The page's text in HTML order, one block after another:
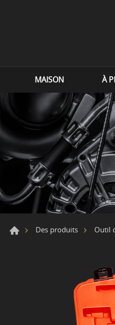
MAISON À
Des produits Outil